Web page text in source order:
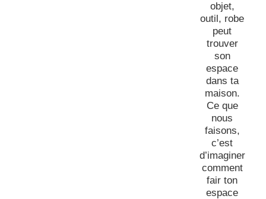
objet,
outil, robe
peut
trouver
son
espace
dans ta
maison.
Ce que
nous
faisons,
c’est
d’imaginer
comment
fair ton
espace